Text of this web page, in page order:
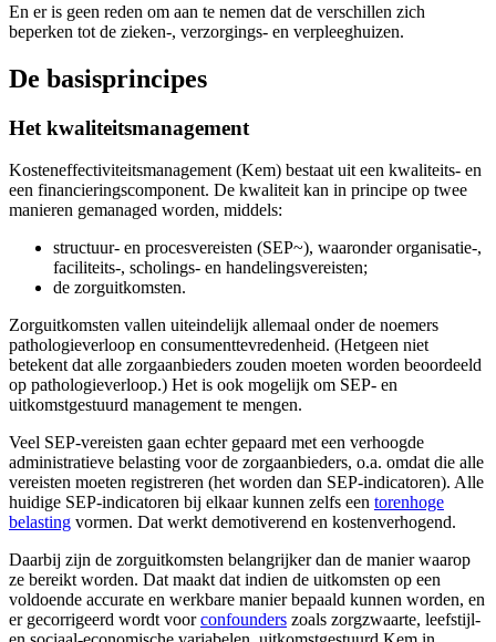
En er is geen reden om aan te nemen dat de verschillen zich
beperken tot de zieken-, verzorgings- en verpleeghuizen.
De basisprincipes
Het kwaliteitsmanagement
Kosteneffectiviteitsmanagement (Kem) bestaat uit een kwaliteits- en
een financieringscomponent. De kwaliteit kan in principe op twee
manieren gemanaged worden, middels:
structuur- en procesvereisten (SEP~), waaronder organisatie-,
faciliteits-, scholings- en handelingsvereisten;
de zorguitkomsten.
Zorguitkomsten vallen uiteindelijk allemaal onder de noemers
pathologieverloop en consumenttevredenheid. (Hetgeen niet
betekent dat alle zorgaanbieders zouden moeten worden beoordeeld
op pathologieverloop.) Het is ook mogelijk om SEP- en
uitkomstgestuurd management te mengen.
Veel SEP-vereisten gaan echter gepaard met een verhoogde
administratieve belasting voor de zorgaanbieders, o.a. omdat die alle
vereisten moeten registreren (het worden dan SEP-indicatoren). Alle
huidige SEP-indicatoren bij elkaar kunnen zelfs een torenhoge
belasting vormen. Dat werkt demotiverend en kostenverhogend.
Daarbij zijn de zorguitkomsten belangrijker dan de manier waarop
ze bereikt worden. Dat maakt dat indien de uitkomsten op een
voldoende accurate en werkbare manier bepaald kunnen worden, en
er gecorrigeerd wordt voorconfounders zoals zorgzwaarte, leefstijl-